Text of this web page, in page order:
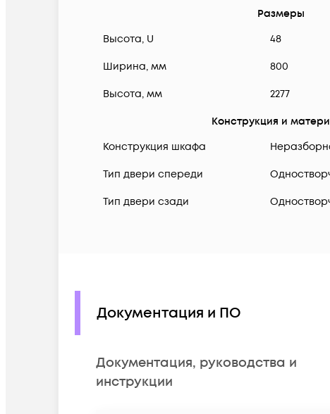
Размеры
Высота, U
48
Ширина, мм 800
Высота, мм 2277
Конструкция и
Конструкция шкафа
Тип двери спереди
Тип двери сзади
Документация и ПО
Документация, руководства и
инструкции